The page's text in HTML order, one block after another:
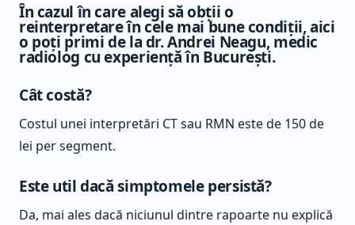
În cazul în care alegi să obții o
reinterpretare în cele mai bune condiții, aici
o poți primi de la dr. Andrei Neagu, medic
radiolog cu experiență în București.
Cât costă?
Costul unei interpretări CT sau RMN este de 150 de
lei per segment.
Este util dacă simptomele persistă?
Da, mai ales dacă niciunul dintre rapoarte nu explică